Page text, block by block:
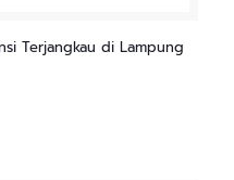
Terjangkau di Lampung